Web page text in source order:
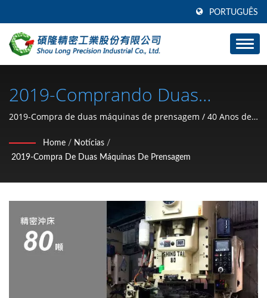
PORTUGUÊS
2019-Comprando Duas
Máquinas De Prensagem /
Fabricante De Peças De
Hardware Para Carros E
Motocicletas (anel De
Retenção Tipo C, Arruela,
Porca De Travamento, Clipe,
Anel De Pressão, Pino) Desde
1991 | SHOU LONG
2019-Compra de duas máquinas de prensagem / 40 Anos de
retenção tipo C, arruela, porca de travamento, clipe, anel de
pressão, pino) Fabricante de Taiwan | SHOU LONG
Home / Notícias /
2019-Compra De Duas Máquinas De Prensagem